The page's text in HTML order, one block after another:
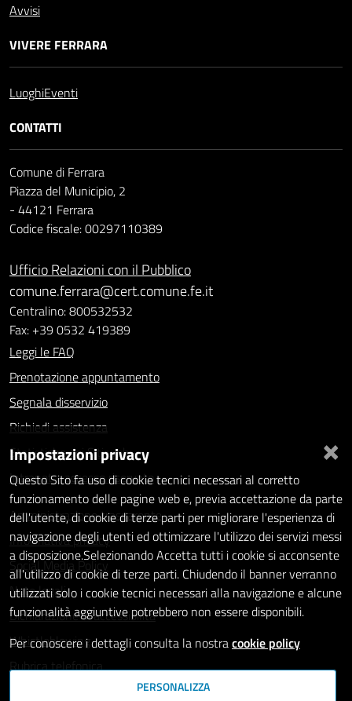
Avvisi
VIVERE FERRARA
LuoghiEventi
CONTATTI
Comune di Ferrara
Piazza del Municipio, 2
- 44121 Ferrara
Codice fiscale: 00297110389
Ufficio Relazioni con il Pubblico
comune.ferrara@cert.comune.fe.it
Centralino: 800532532
Fax: +39 0532 419389
Leggi le FAQ
Prenotazione appuntamento
Segnala disservizio
Richiedi assistenza
Statistiche dei Siti web
Intranet - accesso riservato
Amministrazione trasparente
Informativa privacy
Social Media Policy
Note legali
Dichiarazione di accessibilità
Whistleblowing
Rubrica telefonica
×
Impostazioni privacy
Questo Sito fa uso di cookie tecnici necessari al corretto
funzionamento delle pagine web e, previa accettazione da parte
dell'utente, di cookie di terze parti per migliorare l'esperienza di
navigazione degli utenti ed ottimizzare l'utilizzo dei servizi messi
a disposizione.Selezionando Accetta tutti i cookie si acconsente
all'utilizzo di cookie di terze parti. Chiudendo il banner verranno
utilizzati solo i cookie tecnici necessari alla navigazione e alcune
funzionalità aggiuntive potrebbero non essere disponibili.
Per conoscere i dettagli consulta la nostracookie policy
PERSONALIZZA